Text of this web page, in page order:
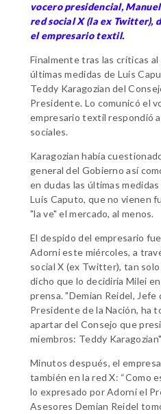
vocero presidencial,
red social X (la ex Twitter),
el empresario textil.
Finalmente tras las críticas al
últimas medidas de Luis
Teddy Karagozian del
Presidente. Lo comunicó el
empresario textil respondió
sociales.
Karagozian había
general del Gobierno así
en dudas las últimas
Luis Caputo, que no vienen
"la ve" el mercado, al menos.
El despido del empresario
Adorni este miércoles, a
social X (ex Twitter), tan
dicho que lo decidiría Milei
prensa. "Demian Reidel, Jefe
Presidente de la Nación, ha
apartar del Consejo que
miembros: Teddy
Minutos después, el
también en la red X: “Como
lo expresado por Adorni el
Asesores Demian Reidel